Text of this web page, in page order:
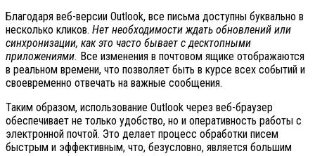
Благодаря веб-версии Outlook, все письма доступны буквально в
несколько кликов. Нет необходимости ждать обновлений или
синхронизации, как это часто бывает с десктопными
приложениями. Все изменения в почтовом ящике отображаются
в реальном времени, что позволяет быть в курсе всех событий и
своевременно отвечать на важные сообщения.
Таким образом, использование Outlook через веб-браузер
обеспечивает не только удобство, но и оперативность работы с
электронной почтой. Это делает процесс обработки писем
быстрым и эффективным, что, безусловно, является большим